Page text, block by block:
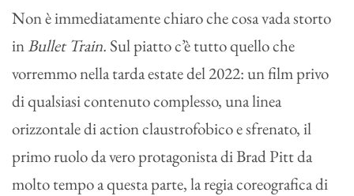
Non è immediatamente chiaro che cosa vada storto
inBullet Train. Sul piatto c’è tutto quello che
vorremmo nella tarda estate del 2022: un film privo
di qualsiasi contenuto complesso, una linea
orizzontale di action claustrofobico e sfrenato, il
primo ruolo da vero protagonista di Brad Pitt da
molto tempo a questa parte, la regia coreografica di